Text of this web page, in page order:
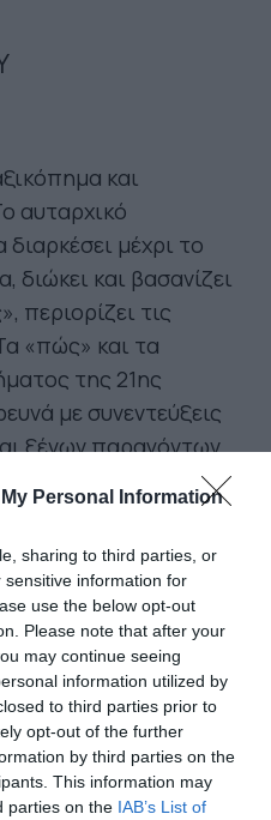
Personal Information
sharing to third parties, or
information for
use the below opt-out
Please note that after your
may continue seeing
information utilized by
to third parties prior to
opt-out of the further
by third parties on the
This information may
parties on the IAB’s List of
και
αυταρχικό
μέχρι το
διώκει και βασανίζει
περιορίζει τις
«πώς» και τα
της 21ης
με συνεντεύξεις
ξένων παραγόντων,
Η Δικτατορία των
τουΡοβήρου